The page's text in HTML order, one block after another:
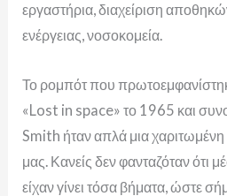
εργαστήρια, διαχείριση
ενέργειας, νοσοκομεία.
Το ρομπότ που
«Lost in space» το 1965 και
Smith ήταν απλά μια
μας. Κανείς δεν φανταζόταν ότι
είχαν γίνει τόσα βήματα, ώστε